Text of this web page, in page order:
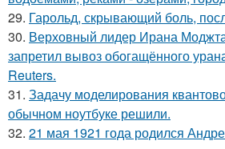
29. Гарольд, скрывающий боль,
30. Верховный лидер Ирана
запретил вывоз обогащённого
Reuters.
31. Задачу моделирования
обычном ноутбуке решили.
32. 21 мая 1921 года родился